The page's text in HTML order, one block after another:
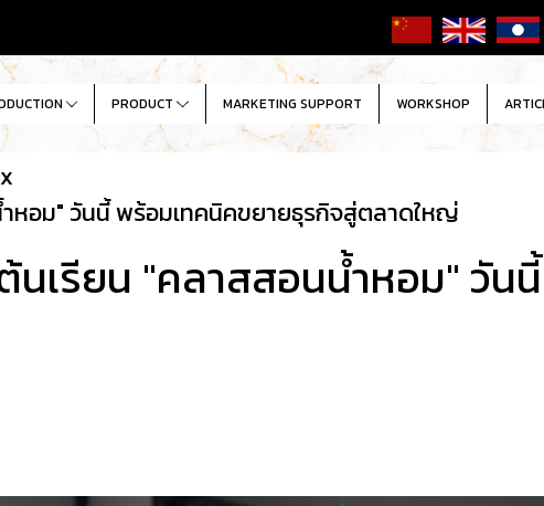
PRODUCT MARKETING SUPPORT WORKSHOP
หอม" วันนี้ พร้อมเทคนิคขยายธุรกิจสู่ตลาดใหญ่
นเรียน "คลาสสอนน้ำหอม" วัน